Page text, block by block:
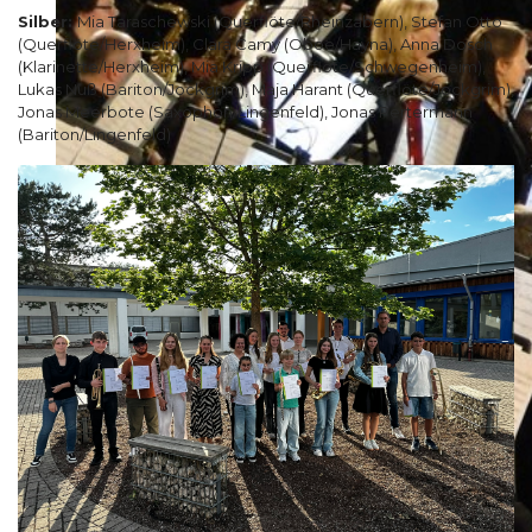
Silber:Mia Taraschewski (Querflöte/Rheinzabern), Stefan Otto
(Querflöte/Herxheim), Clara Camy (Oboe/Hayna), Anna Dosch
(Klarinette/Herxheim), Mia Kripp (Querflöte/Schwegenheim),
Lukas Nuß (Bariton/Jockgrim), Maja Harant (Querflöte/Jockgrim),
Jonas Meerbote (Saxophon/Lingenfeld), Jonas Pertermann
(Bariton/Lingenfeld)